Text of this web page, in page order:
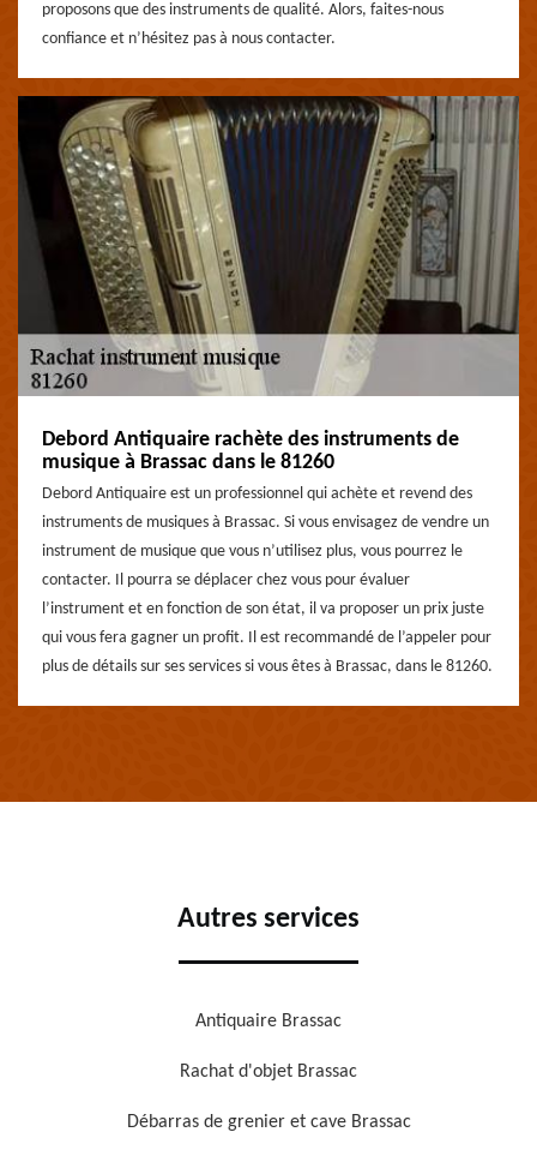
proposons que des instruments de qualité. Alors, faites-nous
confiance et n’hésitez pas à nous contacter.
Debord Antiquaire rachète des instruments de
musique à Brassac dans le 81260
Debord Antiquaire est un professionnel qui achète et revend des
instruments de musiques à Brassac. Si vous envisagez de vendre un
instrument de musique que vous n’utilisez plus, vous pourrez le
contacter. Il pourra se déplacer chez vous pour évaluer
l’instrument et en fonction de son état, il va proposer un prix juste
qui vous fera gagner un profit. Il est recommandé de l’appeler pour
plus de détails sur ses services si vous êtes à Brassac, dans le 81260.
Autres services
Antiquaire Brassac
Rachat d'objet Brassac
Débarras de grenier et cave Brassac